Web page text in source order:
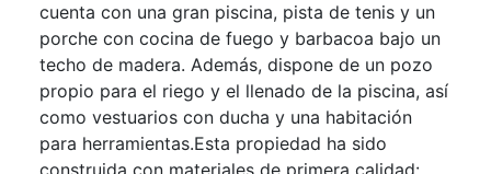
cuenta con una gran piscina, pista de tenis y un
porche con cocina de fuego y barbacoa bajo un
techo de madera. Además, dispone de un pozo
propio para el riego y el llenado de la piscina, así
como vestuarios con ducha y una habitación
para herramientas.Esta propiedad ha sido
construida con materiales de primera calidad: